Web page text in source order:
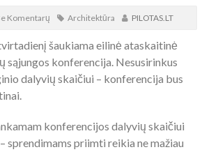
Komentarų Architektūra PILOTAS.LT
šaukiama eilinė ataskaitinė
sąjungos konferencija. Nesusirinkus
dalyvių skaičiui – konferencija bus
konferencijos dalyvių skaičiui
sprendimams priimti reikia ne mažiau